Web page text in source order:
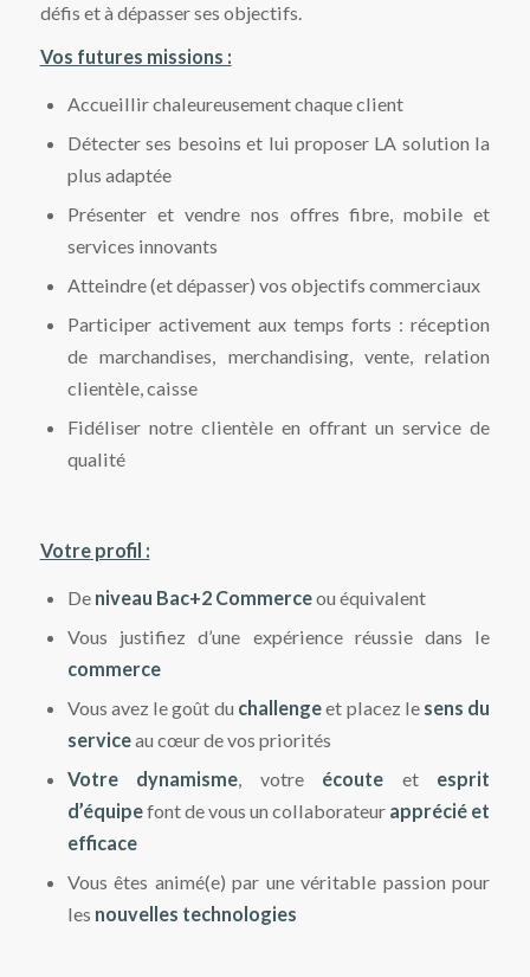
défis et à dépasser ses objectifs.
Vos futures missions :
Accueillir chaleureusement chaque client
Détecter ses besoins et lui proposer LA solution la
plus adaptée
Présenter et vendre nos offres fibre, mobile et
services innovants
Atteindre (et dépasser) vos objectifs commerciaux
Participer activement aux temps forts : réception
de marchandises, merchandising, vente, relation
clientèle, caisse
Fidéliser notre clientèle en offrant un service de
qualité
Votre profil :
Deniveau Bac+2 Commerceou équivalent
Vous justifiez d’une expérience réussie dans le
commerce
Vous avez le goût du challengeet placez le sens du
serviceau cœur de vos priorités
Votre dynamisme, votre écoute et esprit
d’équipefont de vous un collaborateur apprécié et
efficace
Vous êtes animé(e) par une véritable passion pour
les nouvelles technologies